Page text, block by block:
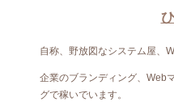
自称、野放図なシステム屋、
企業のブランディング、Web
グで稼いでいます。